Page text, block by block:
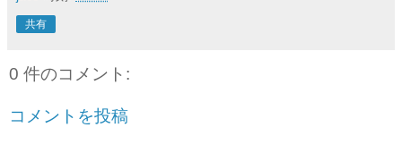
共有
0 件のコメント:
コメントを投稿